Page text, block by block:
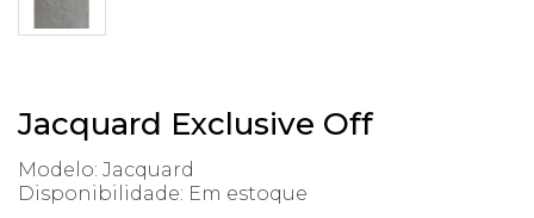
Jacquard Exclusive Off
Modelo: Jacquard
Disponibilidade: Em estoque